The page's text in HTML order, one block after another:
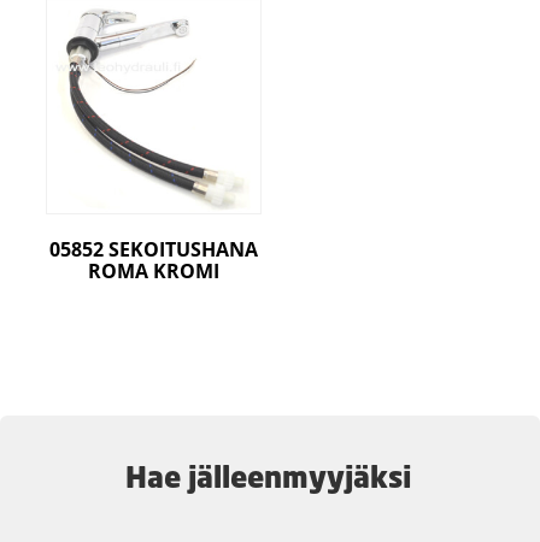
05852 SEKOITUSHANA
ROMA KROMI
Hae jälleenmyyjäksi